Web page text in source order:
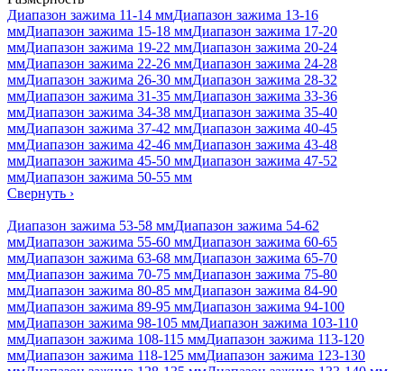
Диапазон зажима 11-14 ммДиапазон зажима 13-16
ммДиапазон зажима 15-18 ммДиапазон зажима 17-20
ммДиапазон зажима 19-22 ммДиапазон зажима 20-24
ммДиапазон зажима 22-26 ммДиапазон зажима 24-28
ммДиапазон зажима 26-30 ммДиапазон зажима 28-32
ммДиапазон зажима 31-35 ммДиапазон зажима 33-36
ммДиапазон зажима 34-38 ммДиапазон зажима 35-40
ммДиапазон зажима 37-42 ммДиапазон зажима 40-45
ммДиапазон зажима 42-46 ммДиапазон зажима 43-48
ммДиапазон зажима 45-50 ммДиапазон зажима 47-52
ммДиапазон зажима 50-55 мм
Свернуть ›
Диапазон зажима 53-58 ммДиапазон зажима 54-62
ммДиапазон зажима 55-60 ммДиапазон зажима 60-65
ммДиапазон зажима 63-68 ммДиапазон зажима 65-70
ммДиапазон зажима 70-75 ммДиапазон зажима 75-80
ммДиапазон зажима 80-85 ммДиапазон зажима 84-90
ммДиапазон зажима 89-95 ммДиапазон зажима 94-100
ммДиапазон зажима 98-105 ммДиапазон зажима 103-110
ммДиапазон зажима 108-115 ммДиапазон зажима 113-120
ммДиапазон зажима 118-125 ммДиапазон зажима 123-130